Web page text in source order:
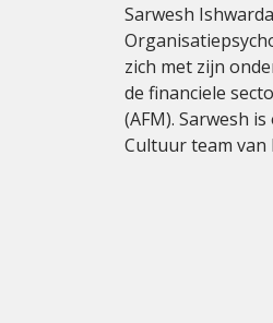
Sarwesh
zich met zijn
de financiele
(AFM). Sarwesh
Cultuur team van